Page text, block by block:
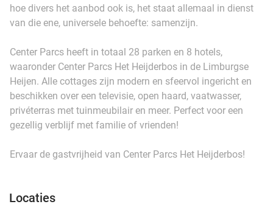
hoe divers het aanbod ook is, het staat allemaal in dienst
van die ene, universele behoefte: samenzijn.
Center Parcs heeft in totaal 28 parken en 8 hotels,
waaronder Center Parcs Het Heijderbos in de Limburgse
Heijen. Alle cottages zijn modern en sfeervol ingericht en
beschikken over een televisie, open haard, vaatwasser,
privéterras met tuinmeubilair en meer. Perfect voor een
gezellig verblijf met familie of vrienden!
Ervaar de gastvrijheid van Center Parcs Het Heijderbos!
Locaties